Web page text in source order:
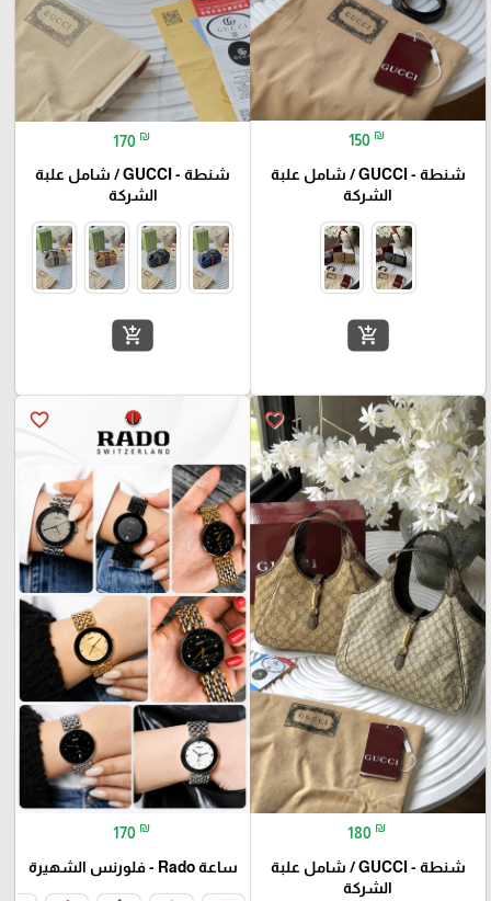
150 ₪
شنطة - GUCCI / شامل علبة
الشركة
add_shopping_cart
170 ₪
شنطة - GUCCI / شامل علبة
الشركة
add_shopping_cart
favorite_border
180 ₪
شنطة - GUCCI / شامل علبة
الشركة
favorite_border
170 ₪
ساعة Rado - فلورنس الشهيرة